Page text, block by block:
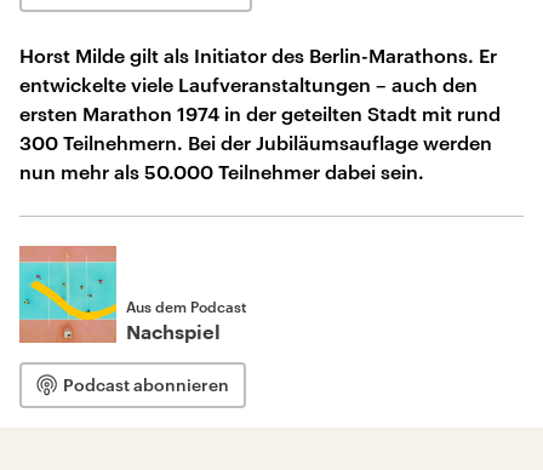
Horst Milde gilt als Initiator des Berlin-Marathons. Er
entwickelte viele Laufveranstaltungen – auch den
ersten Marathon 1974 in der geteilten Stadt mit rund
300 Teilnehmern. Bei der Jubiläumsauflage werden
nun mehr als 50.000 Teilnehmer dabei sein.
Aus dem Podcast
Nachspiel
Podcast abonnieren